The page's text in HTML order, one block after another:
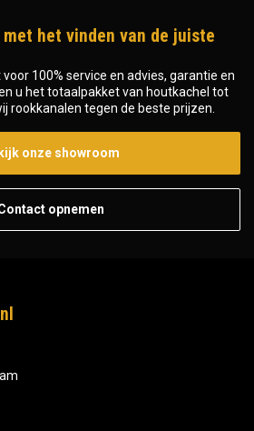
het vinden van de juiste
100% service en advies, garantie en
u het totaalpakket van houtkachel tot
rookkanalen tegen de beste prijzen.
onze showroom
opnemen